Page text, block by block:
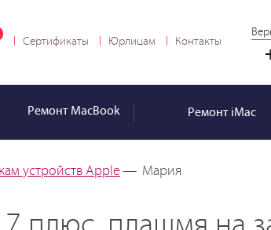
Сертификаты Юрлицам Контакты
Ремонт MacBook РемонтiMac
устройств Apple — Мария